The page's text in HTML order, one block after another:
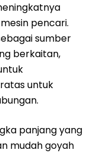
pencari.
sumber
berkaitan,
untuk
panjang yang
mudah goyah